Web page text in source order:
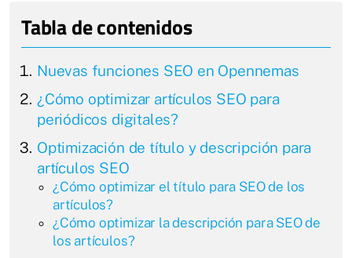
Nuevas funciones SEO en Opennemas
¿Cómo optimizar artículos SEO para
periódicos digitales?
Optimización de título y descripción para
artículos SEO
¿Cómo optimizar el título para SEO de los
artículos?
¿Cómo optimizar la descripción para SEO de
los artículos?